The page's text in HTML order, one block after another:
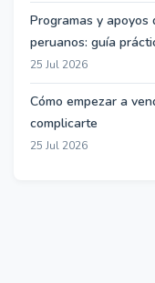
Programas y apoyos
peruanos: guía
25 Jul 2026
Cómo empezar a
complicarte
25 Jul 2026